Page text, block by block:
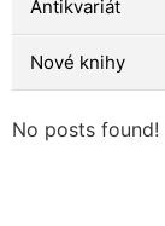
Antikvariát
Nové knihy
No posts found!